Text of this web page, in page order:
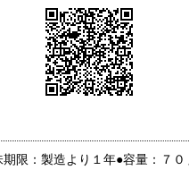
限：製造より１年●容量：７